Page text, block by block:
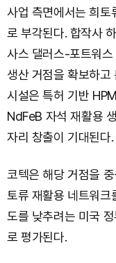
사업 측면에서는 희토
로 부각된다. 합작사
사스 댈러스-포트워
생산 거점을 확보하고
시설은 특허 기반
NdFeB 자석 재활용
자리 창출이 기대된다.
코텍은 해당 거점을 중
토류 재활용 네트워크
도를 낮추려는 미국
로 평가된다.